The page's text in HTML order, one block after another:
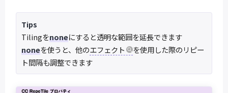
Tips
Tilingをnoneにすると透明な範囲を延長できます
noneを使うと、他のエフェクト
を使用した際のリピー
ト間隔も調整できます